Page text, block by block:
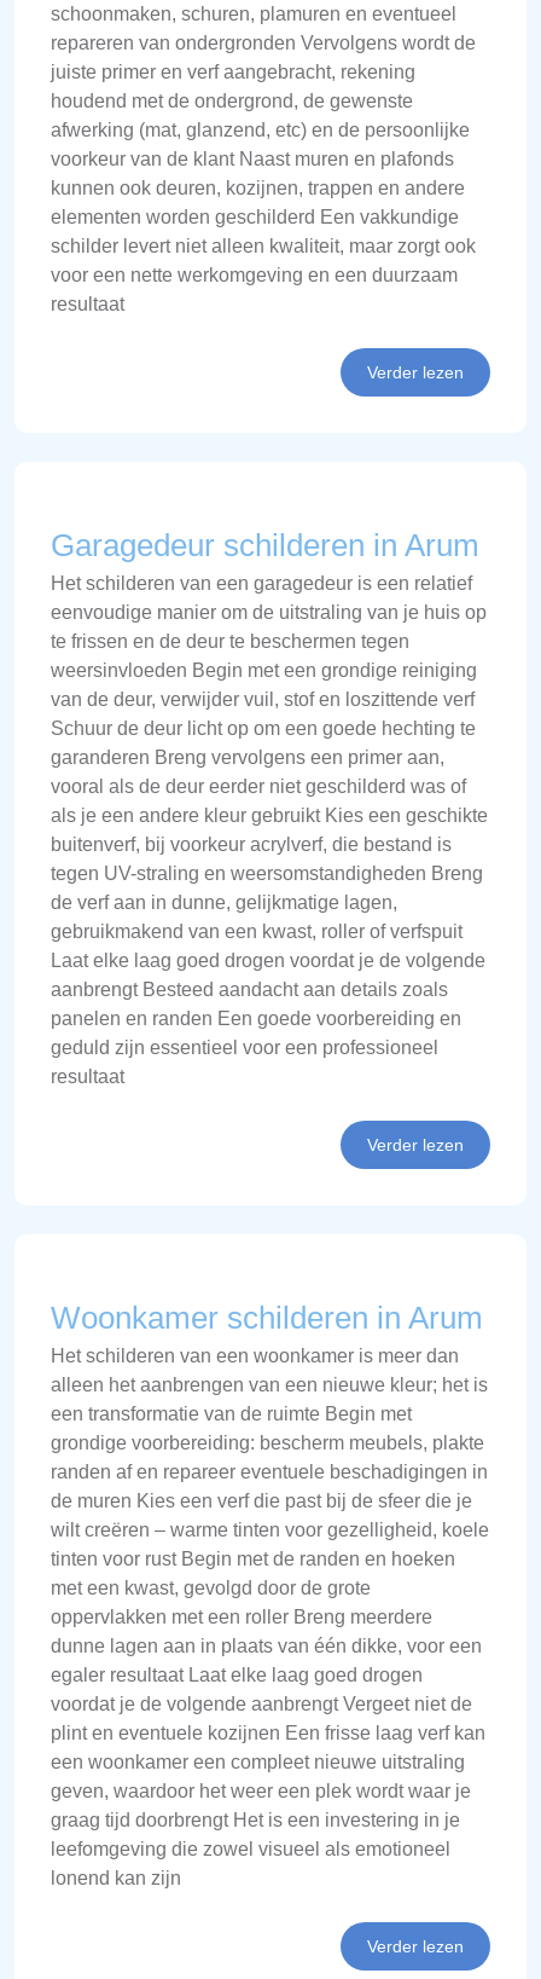
schoonmaken, schuren, plamuren en eventueel
repareren van ondergronden Vervolgens wordt de
juiste primer en verf aangebracht, rekening
houdend met de ondergrond, de gewenste
afwerking (mat, glanzend, etc) en de persoonlijke
voorkeur van de klant Naast muren en plafonds
kunnen ook deuren, kozijnen, trappen en andere
elementen worden geschilderd Een vakkundige
schilder levert niet alleen kwaliteit, maar zorgt ook
voor een nette werkomgeving en een duurzaam
resultaat
Verder lezen
Garagedeur schilderen in Arum
Het schilderen van een garagedeur is een relatief
eenvoudige manier om de uitstraling van je huis op
te frissen en de deur te beschermen tegen
weersinvloeden Begin met een grondige reiniging
van de deur, verwijder vuil, stof en loszittende verf
Schuur de deur licht op om een goede hechting te
garanderen Breng vervolgens een primer aan,
vooral als de deur eerder niet geschilderd was of
als je een andere kleur gebruikt Kies een geschikte
buitenverf, bij voorkeur acrylverf, die bestand is
tegen UV-straling en weersomstandigheden Breng
de verf aan in dunne, gelijkmatige lagen,
gebruikmakend van een kwast, roller of verfspuit
Laat elke laag goed drogen voordat je de volgende
aanbrengt Besteed aandacht aan details zoals
panelen en randen Een goede voorbereiding en
geduld zijn essentieel voor een professioneel
resultaat
Verder lezen
Woonkamer schilderen in Arum
Het schilderen van een woonkamer is meer dan
alleen het aanbrengen van een nieuwe kleur; het is
een transformatie van de ruimte Begin met
grondige voorbereiding: bescherm meubels, plakte
randen af en repareer eventuele beschadigingen in
de muren Kies een verf die past bij de sfeer die je
wilt creëren – warme tinten voor gezelligheid, koele
tinten voor rust Begin met de randen en hoeken
met een kwast, gevolgd door de grote
oppervlakken met een roller Breng meerdere
dunne lagen aan in plaats van één dikke, voor een
egaler resultaat Laat elke laag goed drogen
voordat je de volgende aanbrengt Vergeet niet de
plint en eventuele kozijnen Een frisse laag verf kan
een woonkamer een compleet nieuwe uitstraling
geven, waardoor het weer een plek wordt waar je
graag tijd doorbrengt Het is een investering in je
leefomgeving die zowel visueel als emotioneel
lonend kan zijn
Verder lezen